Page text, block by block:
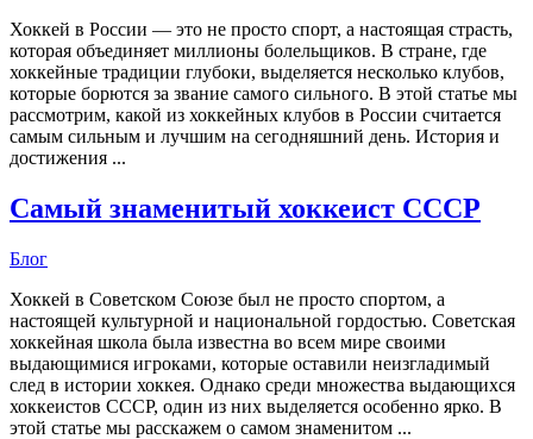
Хоккей в России — это не просто спорт, а настоящая страсть,
которая объединяет миллионы болельщиков. В стране, где
хоккейные традиции глубоки, выделяется несколько клубов,
которые борются за звание самого сильного. В этой статье мы
рассмотрим, какой из хоккейных клубов в России считается
самым сильным и лучшим на сегодняшний день. История и
достижения ...
Самый знаменитый хоккеист СССР
Блог
Хоккей в Советском Союзе был не просто спортом, а
настоящей культурной и национальной гордостью. Советская
хоккейная школа была известна во всем мире своими
выдающимися игроками, которые оставили неизгладимый
след в истории хоккея. Однако среди множества выдающихся
хоккеистов СССР, один из них выделяется особенно ярко. В
этой статье мы расскажем о самом знаменитом ...